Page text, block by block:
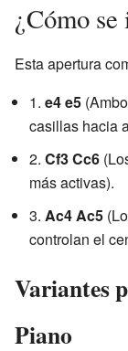
¿Cómo
Esta apertura
1. e4 e5
casillas hacia
2. Cf3 Cc6
más activas).
3. Ac4 Ac5
controlan el
Variantes
Piano